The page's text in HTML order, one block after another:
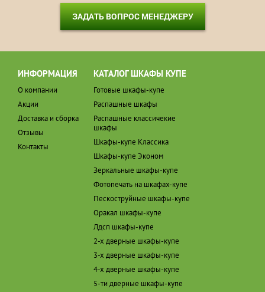
ЗАДАТЬ ВОПРОС МЕНЕДЖЕРУ
ИНФОРМАЦИЯ
О компании
Акции
Доставка и сборка
Отзывы
Контакты
КАТАЛОГ ШКАФЫ КУПЕ
Готовые шкафы-купе
Распашные шкафы
Распашные классичекие
шкафы
Шкафы-купе Классика
Шкафы-купе Эконом
Зеркальные шкафы-купе
Фотопечать на шкафах-купе
Пескоструйные шкафы-купе
Оракал шкафы-купе
Лдсп шкафы-купе
2-х дверные шкафы-купе
3-х дверные шкафы-купе
4-х дверные шкафы-купе
5-ти дверные шкафы-купе